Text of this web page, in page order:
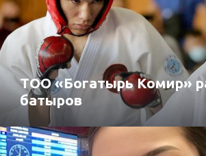
ТОО «Богатырь Комир»
батыров